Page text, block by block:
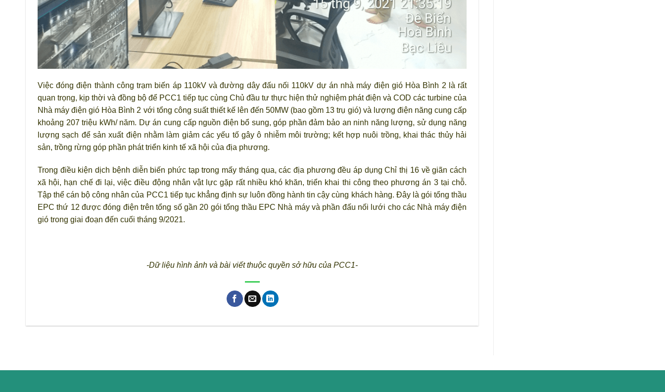
Việc đóng điện thành công trạm biến áp 110kV và đường dây đấu nối 110kV dự án nhà máy điện gió Hòa Bình 2 là rất
quan trọng, kịp thời và đồng bộ để PCC1 tiếp tục cùng Chủ đầu tư thực hiện thử nghiệm phát điện và COD các turbine của
Nhà máy điện gió Hòa Bình 2 với tổng công suất thiết kế lên đến 50MW (bao gồm 13 trụ gió) và lượng điện năng cung cấp
khoảng 207 triệu kWh/ năm. Dự án cung cấp nguồn điện bổ sung, góp phần đảm bảo an ninh năng lượng, sử dụng năng
lượng sạch để sản xuất điện nhằm làm giảm các yếu tố gây ô nhiễm môi trường; kết hợp nuôi trồng, khai thác thủy hải
sản, trồng rừng góp phần phát triển kinh tế xã hội của địa phương.
Trong điều kiện dịch bệnh diễn biến phức tạp trong mấy tháng qua, các địa phương đều áp dụng Chỉ thị 16 về giãn cách
xã hội, hạn chế đi lại, việc điều động nhân vật lực gặp rất nhiều khó khăn, triển khai thi công theo phương án 3 tại chỗ.
Tập thể cán bộ công nhân của PCC1 tiếp tục khẳng định sự luôn đồng hành tin cậy cùng khách hàng. Đây là gói tổng thầu
EPC thứ 12 được đóng điện trên tổng số gần 20 gói tổng thầu EPC Nhà máy và phần đấu nối lưới cho các Nhà máy điện
gió trong giai đoạn đến cuối tháng 9/2021.
-Dữ liệu hình ảnh và bài viết thuộc quyền sở hữu của PCC1-